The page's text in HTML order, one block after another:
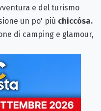
e del turismo
un po' più chiccósa.
di camping e glamour,